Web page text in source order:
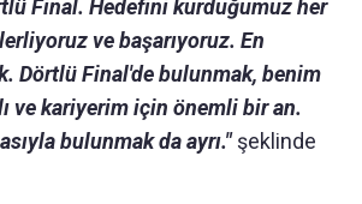
Final. Hedefini kurduğumuz her
ve başarıyoruz. En
Dörtlü Final'de bulunmak, benim
ve kariyerim için önemli bir an.
bulunmak da ayrı."şeklinde